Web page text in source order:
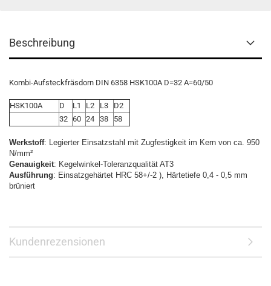
Beschreibung
Kombi-Aufsteckfräsdorn DIN 6358 HSK100A D=32 A=60/50
HSK100A D L1 L2 L3
D2
32 60 24 38 58
Werkstoff: Legierter Einsatzstahl mit Zugfestigkeit im Kern von ca. 950
N/mm²
Genauigkeit: Kegelwinkel-Toleranzqualität AT3
Ausführung: Einsatzgehärtet HRC 58+/-2 ), Härtetiefe 0,4 - 0,5 mm
brüniert
Kundenrezensionen